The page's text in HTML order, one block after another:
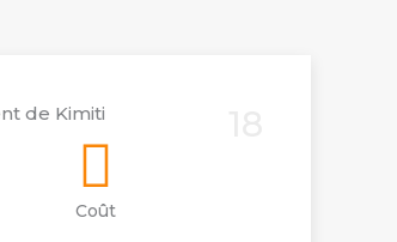
de Kimiti
Coût